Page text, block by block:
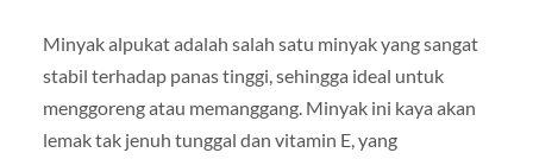
Minyak alpukat adalah salah satu minyak yang sangat
stabil terhadap panas tinggi, sehingga ideal untuk
menggoreng atau memanggang. Minyak ini kaya akan
lemak tak jenuh tunggal dan vitamin E, yang